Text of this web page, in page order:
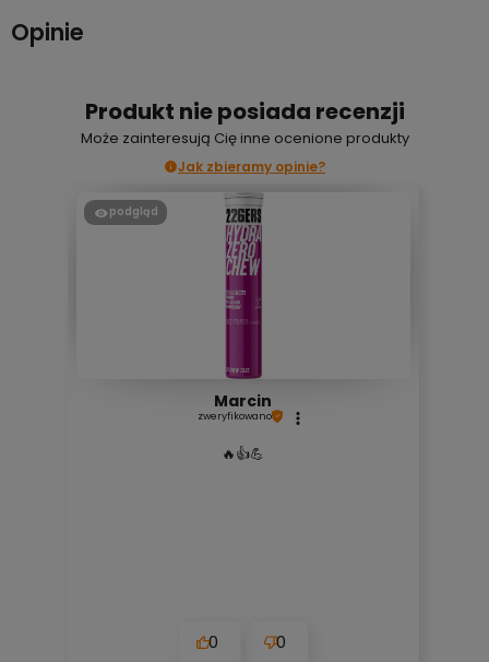
Opinie
Produkt nie posiada recenzji
Może zainteresują Cię inne ocenione produkty
Jak zbieramy opinie?
podgląd
Marcin
zweryfikowano
🔥👍️💪
0 0